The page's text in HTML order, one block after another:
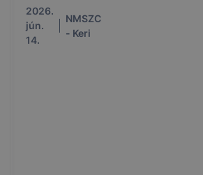
A jelentkezés
határideje: 2026.
június 15.
2026.
jún.
14.
NMSZC
- Keri